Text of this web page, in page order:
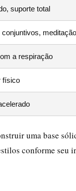
suporte total
meditação
a respiração
físico
uma base
conforme seu